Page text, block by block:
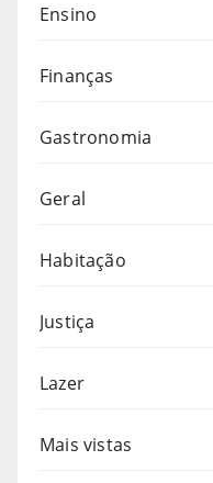
Ensino
Finanças
Gastronomia
Geral
Habitação
Justiça
Lazer
Mais vistas